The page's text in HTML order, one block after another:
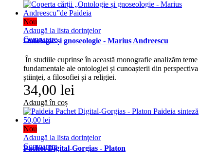
Nou
Adaugă la lista dorinţelor
Comparare
Ontologie și gnoseologie - Marius Andreescu
În studiile cuprinse în această monografie analizăm teme
fundamentale ale ontologiei și cunoașterii din perspectiva
științei, a filosofiei și a religiei.
34,00 lei
Adaugă în coș
Nou
Adaugă la lista dorinţelor
Comparare
Pachet Digital-Gorgias - Platon